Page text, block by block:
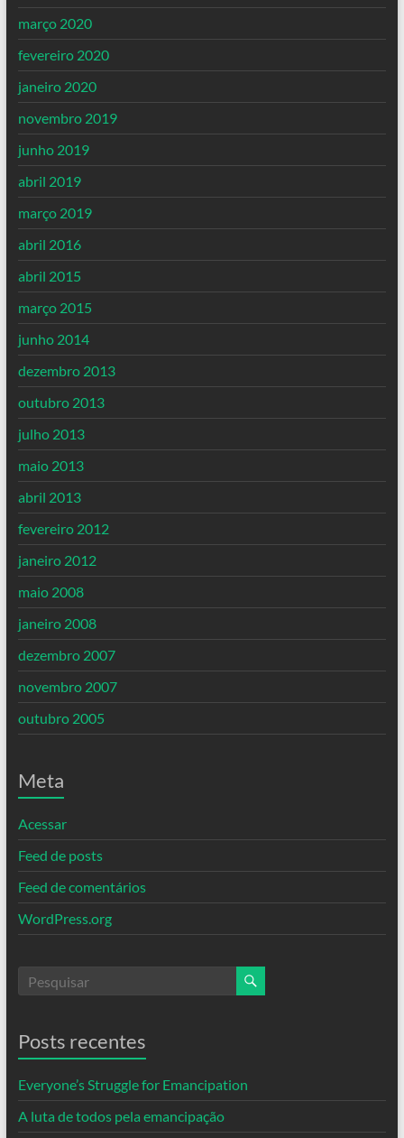
março 2020
fevereiro 2020
janeiro 2020
novembro 2019
junho 2019
abril 2019
março 2019
abril 2016
abril 2015
março 2015
junho 2014
dezembro 2013
outubro 2013
julho 2013
maio 2013
abril 2013
fevereiro 2012
janeiro 2012
maio 2008
janeiro 2008
dezembro 2007
novembro 2007
outubro 2005
Meta
Acessar
Feed de posts
Feed de comentários
WordPress.org
Posts recentes
Everyone’s Struggle for Emancipation
A luta de todos pela emancipação